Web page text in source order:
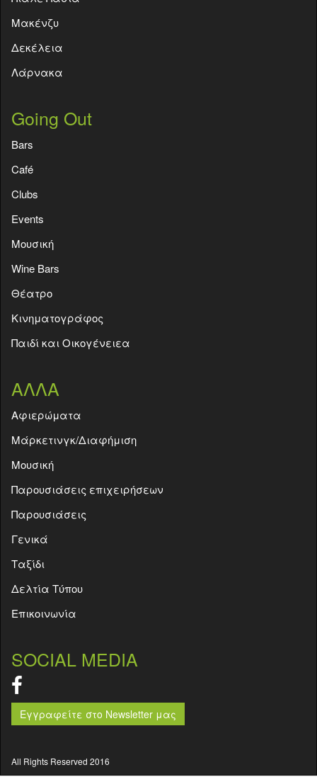
Μακένζυ
Δεκέλεια
Λάρνακα
Going Out
Bars
Café
Clubs
Events
Moυσική
Wine Bars
Θέατρο
Κινηματογράφος
Παιδί και Οικογένειεα
ΑΛΛΑ
Aφιερώματα
Μάρκετινγκ/Διαφήμιση
Μουσική
Παρουσιάσεις επιχειρήσεων
Παρουσιάσεις
Γενικά
Ταξίδι
Δελτία Τύπου
Επικοινωνία
SOCIAL MEDIA
Εγγραφείτε στο Newsletter μας
All Rights Reserved 2016